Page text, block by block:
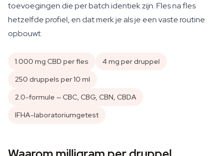
toevoegingen die per batch identiek zijn. Fles na fles
hetzelfde profiel, en dat merk je als je een vaste routine
opbouwt.
1.000 mg CBD per fles
4 mg per druppel
250 druppels per 10 ml
2.0-formule — CBC, CBG, CBN, CBDA
IFHA-laboratoriumgetest